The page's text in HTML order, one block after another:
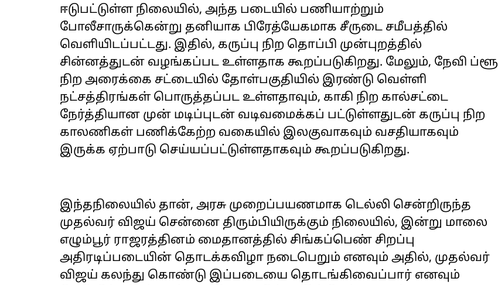
ஈடுபட்டுள்ள நிலையில், அந்த படையில் பணியாற்றும்
போலீசாருக்கென்று தனியாக பிரேத்யேகமாக சீருடை சமீபத்தில்
வெளியிடப்பட்டது. இதில், கருப்பு நிற தொப்பி முன்புறத்தில்
சின்னத்துடன் வழங்கப்பட உள்ளதாக கூறப்படுகிறது. மேலும், நேவி ப்ளூ
நிற அரைக்கை சட்டையில் தோள்பகுதியில் இரண்டு வெள்ளி
நட்சத்திரங்கள் பொருத்தப்பட உள்ளதாவும், காகி நிற கால்சட்டை
நேர்த்தியான முன் மடிப்புடன் வடிவமைக்கப் பட்டுள்ளதுடன் கருப்பு நிற
காலணிகள் பணிக்கேற்ற வகையில் இலகுவாகவும் வசதியாகவும்
இருக்க ஏற்பாடு செய்யப்பட்டுள்ளதாகவும் கூறப்படுகிறது.
இந்தநிலையில் தான், அரசு முறைப்பயணமாக டெல்லி சென்றிருந்த
முதல்வர் விஜய் சென்னை திரும்பியிருக்கும் நிலையில், இன்று மாலை
எழும்பூர் ராஜரத்தினம் மைதானத்தில் சிங்கப்பெண் சிறப்பு
அதிரடிப்படையின் தொடக்கவிழா நடைபெறும் எனவும் அதில், முதல்வர்
விஜய் கலந்து கொண்டு இப்படையை தொடங்கிவைப்பார் எனவும்